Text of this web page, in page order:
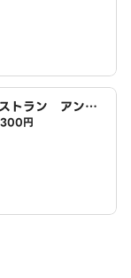
トラン アンド
300円